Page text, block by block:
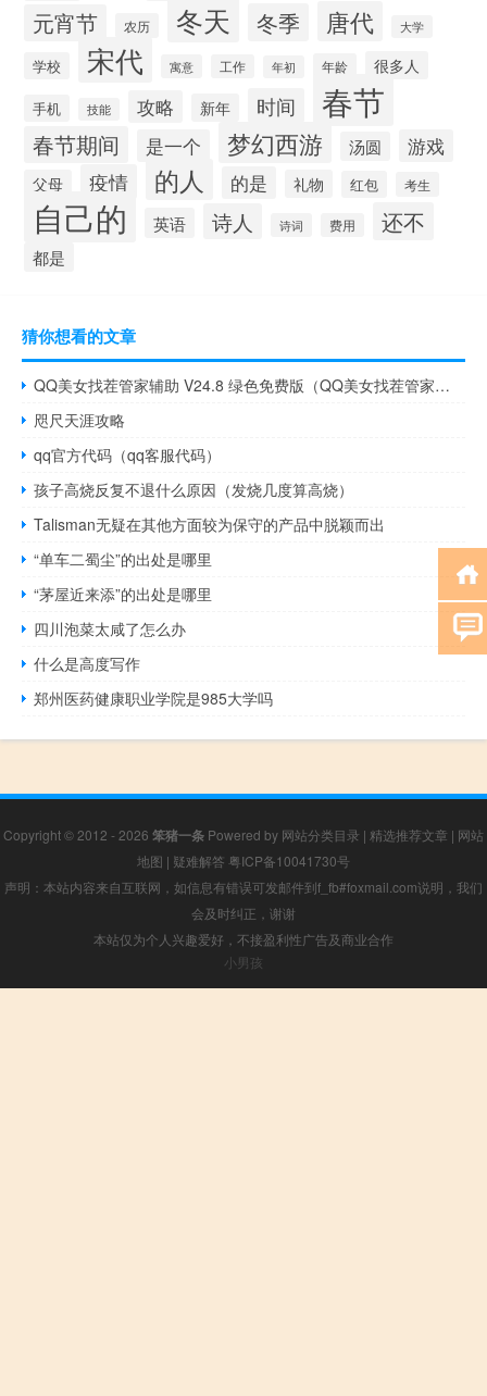
元宵节 农历 冬天 冬季 唐代 大学
学校 宋代 寓意 工作 年初 年龄 很多人
手机 技能 攻略 新年 时间 春节
春节期间 是一个 梦幻西游 汤圆 游戏
父母 疫情 的人 的是 礼物 红包 考生
自己的 英语 诗人 诗词 费用 还不
都是
猜你想看的文章
QQ美女找茬管家辅助 V24.8 绿色免费版（QQ美女找茬管家辅助 V24.8 绿色免费版功能简介）
咫尺天涯攻略
qq官方代码（qq客服代码）
孩子高烧反复不退什么原因（发烧几度算高烧）
Talisman无疑在其他方面较为保守的产品中脱颖而出
“单车二蜀尘”的出处是哪里
“茅屋近来添”的出处是哪里
四川泡菜太咸了怎么办
什么是高度写作
郑州医药健康职业学院是985大学吗
Copyright © 2012 - 2026 笨猪一条 Powered by 网站分类目录 | 精选推荐文章 | 网站
地图 | 疑难解答 粤ICP备10041730号
声明：本站内容来自互联网，如信息有错误可发邮件到f_fb#foxmail.com说明，我们
会及时纠正，谢谢
本站仅为个人兴趣爱好，不接盈利性广告及商业合作
小男孩